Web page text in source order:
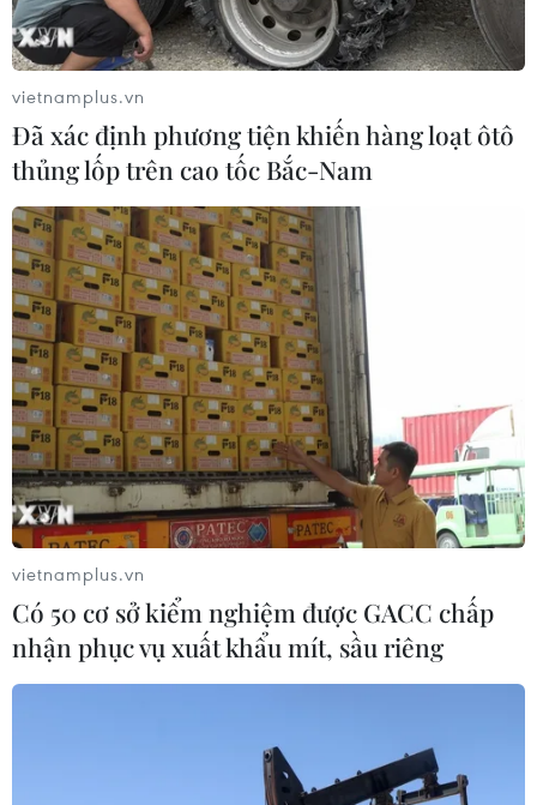
vietnamplus.vn
Đã xác định phương tiện khiến hàng loạt ôtô
thủng lốp trên cao tốc Bắc-Nam
vietnamplus.vn
Có 50 cơ sở kiểm nghiệm được GACC chấp
nhận phục vụ xuất khẩu mít, sầu riêng